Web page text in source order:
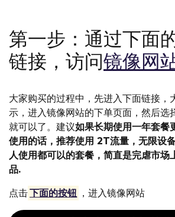
第一步：通过下面
链接，访问镜像网
大家购买的过程中，先进入下面链接，
示，进入镜像网站的下单页面，然后选
就可以了。建议如果长期使用一年套餐
使用的话，推荐使用 2T流量，无限设
人使用都可以的套餐，简直是完虐市场
品.
点击下面的按钮 ，进入镜像网站